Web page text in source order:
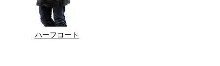
ハーフコート